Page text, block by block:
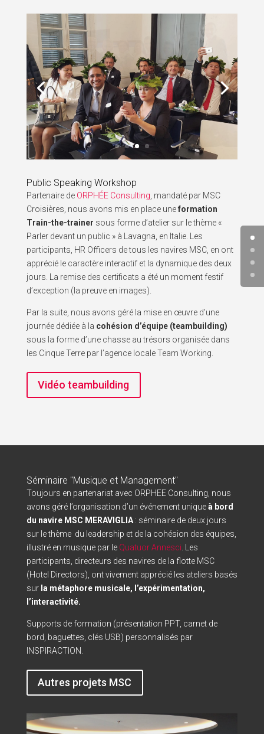
Public Speaking Workshop
Partenaire de ORPHÉE Consulting, mandaté par MSC
Croisières, nous avons mis en place uneformation
Train-the-trainer sous forme d’atelier sur le thème «
Parler devant un public » à Lavagna, en Italie. Les
participants, HR Officers de tous les navires MSC, en ont
apprécié le caractère interactif et la dynamique des deux
jours. La remise des certificats a été un moment festif
d’exception (la preuve en images).
Par la suite, nous avons géré la mise en œuvre d’une
journée dédiée à la cohésion d’équipe (teambuilding)
sous la forme d’une chasse au trésors organisée dans
les Cinque Terre par l’agence locale Team Working.
Vidéo teambuilding
Séminaire "Musique et Management"
Toujours en partenariat avec ORPHEE Consulting, nous
avons géré l’organisation d’un événement uniqueà bord
du navire MSC MERAVIGLIA: séminaire de deux jours
sur le thème du leadership et de la cohésion des équipes,
illustré en musique par le Quatuor Annesci . Les
participants, directeurs des navires de la flotte MSC
(Hotel Directors), ont vivement apprécié les ateliers basés
sur la métaphore musicale, l’expérimentation,
l’interactivité.
Supports de formation (présentation PPT, carnet de
bord, baguettes, clés USB) personnalisés par
INSPIRACTION.
Autres projets MSC